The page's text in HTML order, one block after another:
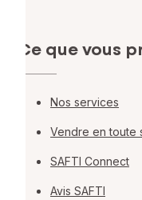
Ce que vous
Nos services
Vendre en toute
SAFTI Connect
Avis SAFTI